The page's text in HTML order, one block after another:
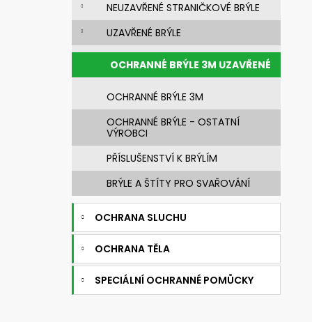
NEUZAVŘENÉ STRANIČKOVÉ BRÝLE
UZAVŘENÉ BRÝLE
OCHRANNÉ BRÝLE 3M UZAVŘENÉ
OCHRANNÉ BRÝLE 3M
OCHRANNÉ BRÝLE - OSTATNÍ
VÝROBCI
PŘÍSLUŠENSTVÍ K BRÝLÍM
BRÝLE A ŠTÍTY PRO SVAŘOVÁNÍ
OCHRANA SLUCHU
OCHRANA TĚLA
SPECIÁLNÍ OCHRANNÉ POMŮCKY
720392.51 UNIMASK - LEHKÝ
UNIVERZÁLNÍ OBLIČEJOVÝ ŠTÍT S
TEXTILNÍM OBLIČEJOVÝM
TĚSNĚNÍM,VÁLCOVÝM ZORNÍKEM A S
PĚTIBODOVÝM UPÍNACÍM SYSTÉMEM
3 521,28 Kč
Původně: 4 192 Kč